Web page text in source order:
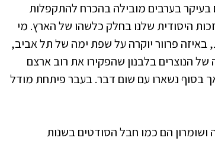
בעיקר בערבים מובילה בהכרח להתקפלות
היסודית שלנו בחלק כלשהו של הארץ. מי
באיזה פרוור יוקרה על שפת ימה של תל אביב,
הנוצרים בלבנון שהפקירו את רוב ארצם
בסוף נשארו עם שום דבר. בעבר פיתחת מודל
הם כמו חבל הסודטים בשנות